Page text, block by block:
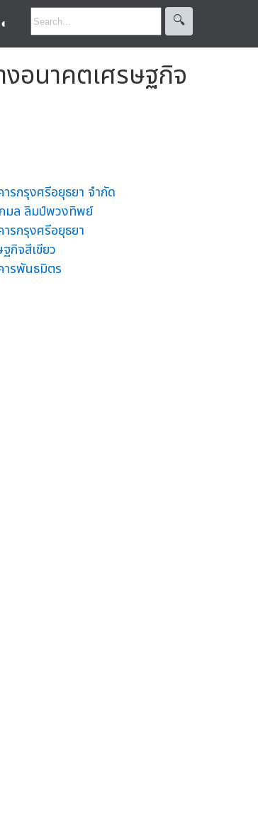
◐ 🔍︎
อนาคตเศรษฐกิจ
ารกรุงศรีอยุธยา จำกัด
มล ลิมป์พวงทิพย์
ารกรุงศรีอยุธยา
กิจสีเขียว
ารพันธมิตร